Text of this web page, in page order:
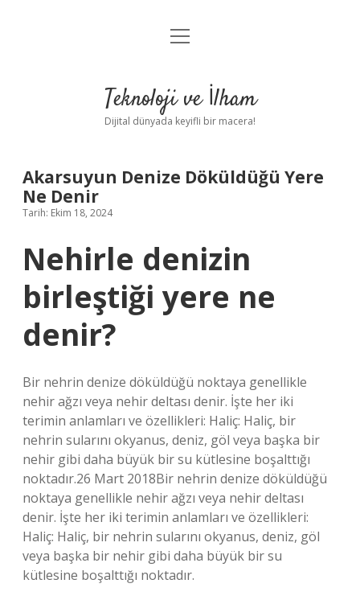
Anasayfa
Yasal Uyarı
menüyü
Teknoloji ve İlham
Dijital dünyada keyifli bir macera!
Akarsuyun Denize Döküldüğü Yere
Ne Denir
Tarih: Ekim 18, 2024
Nehirle denizin
birleştiği yere ne
denir?
Bir nehrin denize döküldüğü noktaya genellikle
nehir ağzı veya nehir deltası denir. İşte her iki
terimin anlamları ve özellikleri: Haliç: Haliç, bir
nehrin sularını okyanus, deniz, göl veya başka bir
nehir gibi daha büyük bir su kütlesine boşalttığı
noktadır.26 Mart 2018Bir nehrin denize döküldüğü
noktaya genellikle nehir ağzı veya nehir deltası
denir. İşte her iki terimin anlamları ve özellikleri:
Haliç: Haliç, bir nehrin sularını okyanus, deniz, göl
veya başka bir nehir gibi daha büyük bir su
kütlesine boşalttığı noktadır.